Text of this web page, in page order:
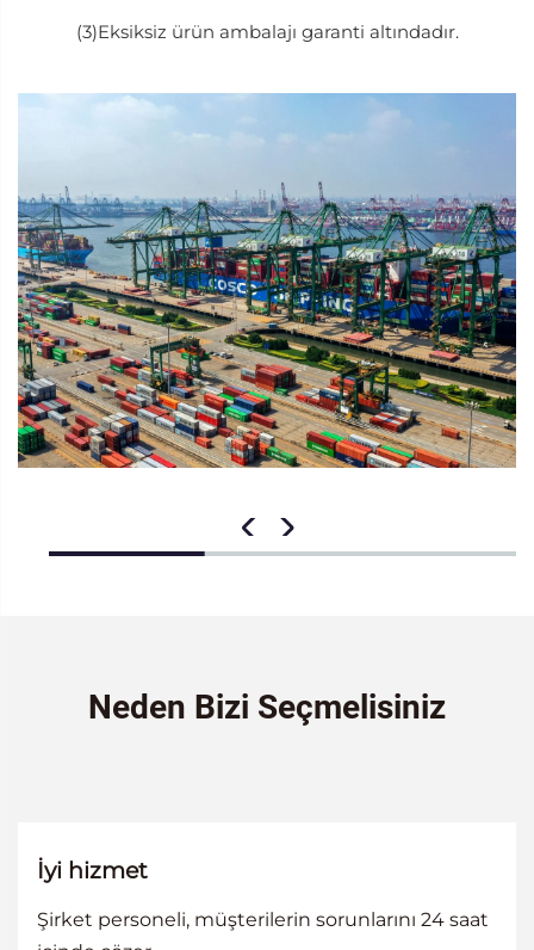
(3)Eksiksiz ürün ambalajı garanti altındadır.
Neden Bizi Seçmelisiniz
İyi hizmet
Şirket personeli, müşterilerin sorunlarını 24 saat